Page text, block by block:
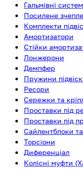
Гальмівні
Посилене
Комплекти
Амортизатори
Стійки
Лонжерони
Демпфер
Пружини
Ресори
Сережки та
Проставки під
Проставки під
Сайлентблоки
Торсіони
Диференціал
Колісні муфти